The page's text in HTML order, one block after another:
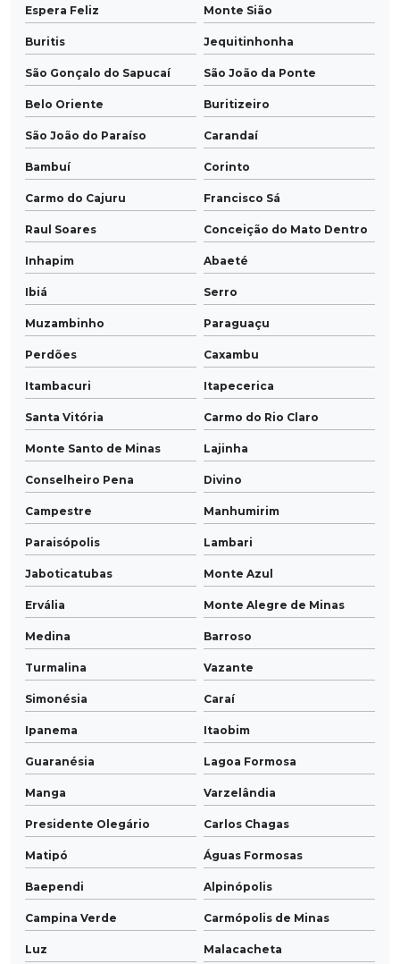
Espera Feliz Monte Sião
Buritis Jequitinhonha
São Gonçalo do Sapucaí São João da Ponte
Belo Oriente Buritizeiro
São João do Paraíso Carandaí
Bambuí Corinto
Carmo do Cajuru Francisco Sá
Raul Soares Conceição do Mato Dentro
Inhapim Abaeté
Ibiá Serro
Muzambinho Paraguaçu
Perdões Caxambu
Itambacuri Itapecerica
Santa Vitória Carmo do Rio Claro
Monte Santo de Minas Lajinha
Conselheiro Pena Divino
Campestre Manhumirim
Paraisópolis Lambari
Jaboticatubas Monte Azul
Ervália Monte Alegre de Minas
Medina Barroso
Turmalina Vazante
Simonésia Caraí
Ipanema Itaobim
Guaranésia Lagoa Formosa
Manga Varzelândia
Presidente Olegário Carlos Chagas
Matipó Águas Formosas
Baependi Alpinópolis
Campina Verde Carmópolis de Minas
Luz Malacacheta